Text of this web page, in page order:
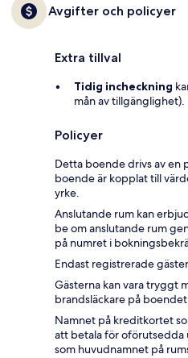
Avgifter och policyer
Extra tillval
Tidig incheckning
mån av tillgänglighet).
Policyer
Detta boende drivs av en
boende är kopplat till
yrke.
Anslutande rum kan
be om anslutande rum
på numret i
Endast registrerade
Gästerna kan vara tryggt
brandsläckare på
Namnet på kreditkortet
att betala för oförutsedda
som huvudnamnet på